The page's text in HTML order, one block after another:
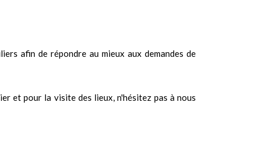
afin de répondre au mieux aux demandes de
et pour la visite des lieux, n'hésitez pas à nous